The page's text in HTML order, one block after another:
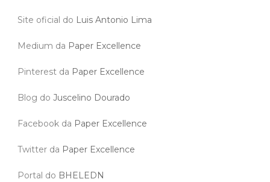
Site oficial do Luis Antonio Lima
Medium da Paper Excellence
Pinterest da Paper Excellence
Blog do Juscelino Dourado
Facebook da Paper Excellence
Twitter da Paper Excellence
Portal do BHELEDN